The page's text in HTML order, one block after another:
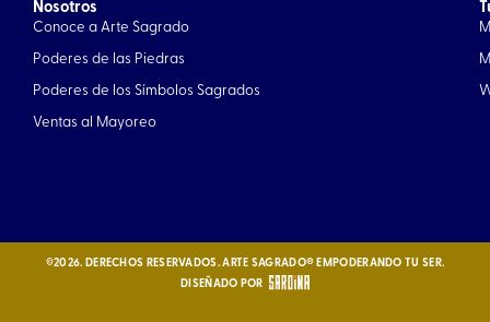
b
o
o
g
r
a
Nosotros
Conoce a Arte Sagrado
Poderes de las Piedras
Poderes de los Símbolos Sagrados
Ventas al Mayoreo
©2026. DERECHOS RESERVADOS. ARTE SAGRADO® EMPODERANDO TU SER.
DISEÑADO POR